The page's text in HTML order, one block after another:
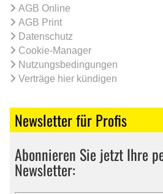
AGB Online
AGB Print
Datenschutz
Cookie-Manager
Nutzungsbedingungen
Verträge hier kündigen
Newsletter für Profis
Abonnieren Sie jetzt Ihre
Newsletter: